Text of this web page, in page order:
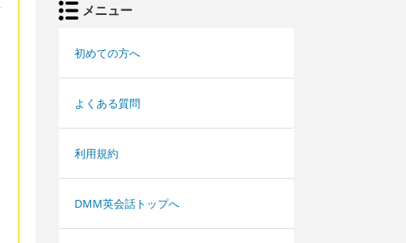
メニュー
初めての方へ
よくある質問
利用規約
DMM英会話トップへ